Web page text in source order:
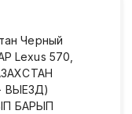
Черный
Lexus 570,
ВЫЕЗД)
БАРЫП